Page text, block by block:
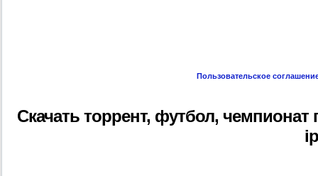
Пользовательское
Скачать торрент, футбол, чемпионат